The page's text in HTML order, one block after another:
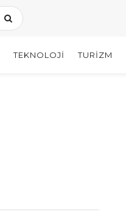
TEKNOLOJI TURIZM